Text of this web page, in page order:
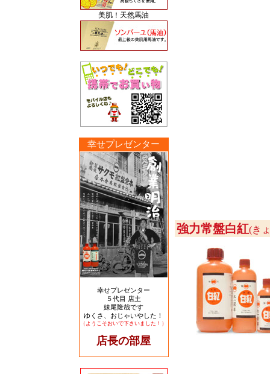
美肌！天然馬油
幸せプレゼンター
幸せプレゼンター
５代目 店主
妹尾隆哉です
ゆくさ、おじゃいやした！
（ようこそおいで下さいました！）
店長の部屋
強力常盤白紅(き